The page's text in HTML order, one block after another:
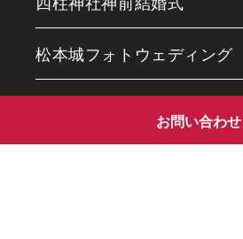
四柱神社フォトギャラリー
松本城フォトウェディング
お問い合わせ